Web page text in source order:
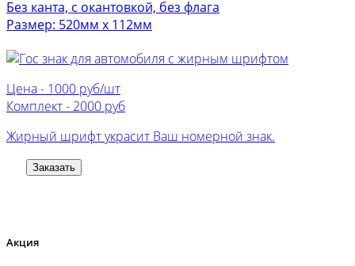
Без канта, с окантовкой, без флага
Размер: 520мм х 112мм
Цена - 1000 руб/шт
Комплект - 2000 руб
Жирный шрифт украсит Ваш номерной знак.
Заказать
Акция